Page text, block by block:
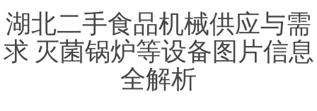
湖北二手食品机械供应与需
求 灭菌锅炉等设备图片信息
全解析